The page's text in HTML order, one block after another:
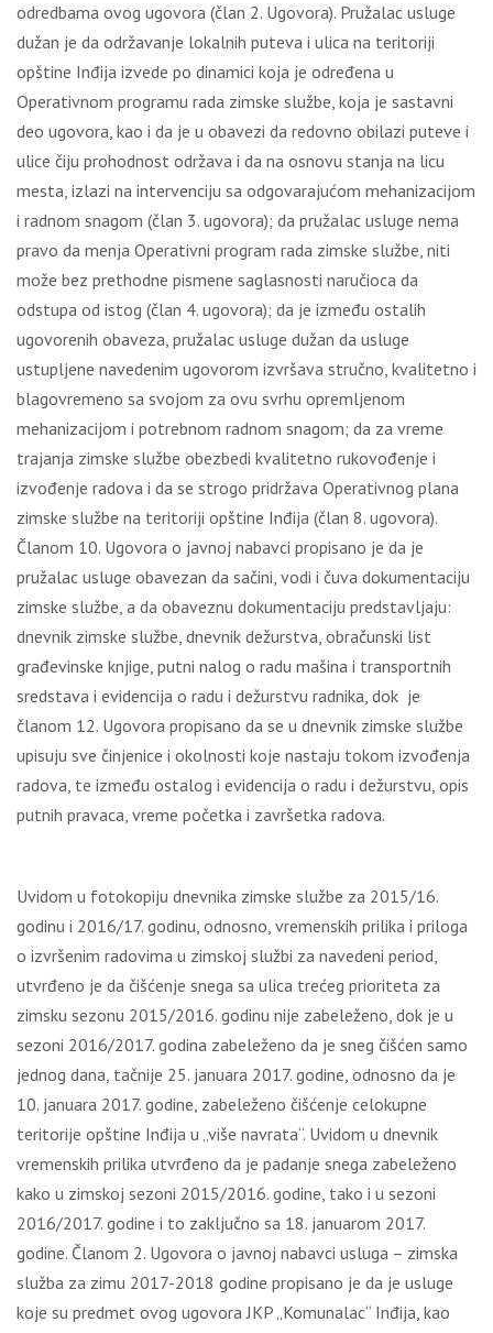
odredbama ovog ugovora (član 2. Ugovora). Pružalac usluge
dužan je da održavanje lokalnih puteva i ulica na teritoriji
opštine Inđija izvede po dinamici koja je određena u
Operativnom programu rada zimske službe, koja je sastavni
deo ugovora, kao i da je u obavezi da redovno obilazi puteve i
ulice čiju prohodnost održava i da na osnovu stanja na licu
mesta, izlazi na intervenciju sa odgovarajućom mehanizacijom
i radnom snagom (član 3. ugovora); da pružalac usluge nema
pravo da menja Operativni program rada zimske službe, niti
može bez prethodne pismene saglasnosti naručioca da
odstupa od istog (član 4. ugovora); da je između ostalih
ugovorenih obaveza, pružalac usluge dužan da usluge
ustuplјene navedenim ugovorom izvršava stručno, kvalitetno i
blagovremeno sa svojom za ovu svrhu opremlјenom
mehanizacijom i potrebnom radnom snagom; da za vreme
trajanja zimske službe obezbedi kvalitetno rukovođenje i
izvođenje radova i da se strogo pridržava Operativnog plana
zimske službe na teritoriji opštine Inđija (član 8. ugovora).
Članom 10. Ugovora o javnoj nabavci propisano je da je
pružalac usluge obavezan da sačini, vodi i čuva dokumentaciju
zimske službe, a da obaveznu dokumentaciju predstavlјaju:
dnevnik zimske službe, dnevnik dežurstva, obračunski list
građevinske knjige, putni nalog o radu mašina i transportnih
sredstava i evidencija o radu i dežurstvu radnika, dok je
članom 12. Ugovora propisano da se u dnevnik zimske službe
upisuju sve činjenice i okolnosti koje nastaju tokom izvođenja
radova, te između ostalog i evidencija o radu i dežurstvu, opis
putnih pravaca, vreme početka i završetka radova.
Uvidom u fotokopiju dnevnika zimske službe za 2015/16.
godinu i 2016/17. godinu, odnosno, vremenskih prilika i priloga
o izvršenim radovima u zimskoj službi za navedeni period,
utvrđeno je da čišćenje snega sa ulica trećeg prioriteta za
zimsku sezonu 2015/2016. godinu nije zabeleženo, dok je u
sezoni 2016/2017. godina zabeleženo da je sneg čišćen samo
jednog dana, tačnije 25. januara 2017. godine, odnosno da je
10. januara 2017. godine, zabeleženo čišćenje celokupne
teritorije opštine Inđija u „više navrata“. Uvidom u dnevnik
vremenskih prilika utvrđeno da je padanje snega zabeleženo
kako u zimskoj sezoni 2015/2016. godine, tako i u sezoni
2016/2017. godine i to zaklјučno sa 18. januarom 2017.
godine. Članom 2. Ugovora o javnoj nabavci usluga – zimska
služba za zimu 2017-2018 godine propisano je da je usluge
koje su predmet ovog ugovora JKP „Komunalac“ Inđija, kao